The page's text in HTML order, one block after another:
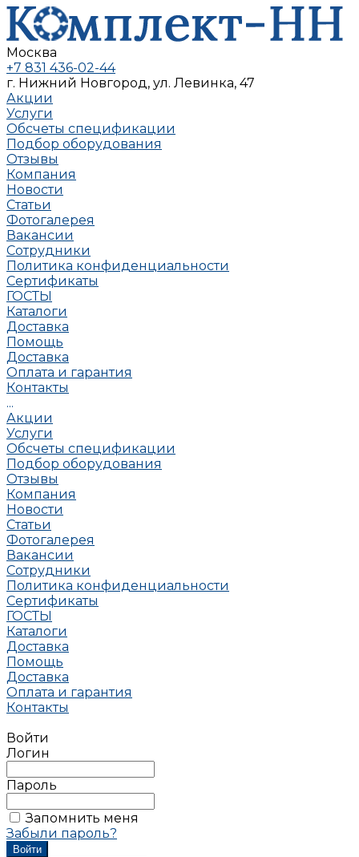
Москва
+7 831 436-02-44
г. Нижний Новгород, ул. Левинка, 47
Акции
Услуги
Обсчеты спецификации
Подбор оборудования
Отзывы
Компания
Новости
Статьи
Фотогалерея
Вакансии
Сотрудники
Политика конфиденциальности
Сертификаты
ГОСТЫ
Каталоги
Доставка
Помощь
Доставка
Оплата и гарантия
Контакты
...
Акции
Услуги
Обсчеты спецификации
Подбор оборудования
Отзывы
Компания
Новости
Статьи
Фотогалерея
Вакансии
Сотрудники
Политика конфиденциальности
Сертификаты
ГОСТЫ
Каталоги
Доставка
Помощь
Доставка
Оплата и гарантия
Контакты
Войти
Логин
Пароль
Запомнить меня
Забыли пароль?